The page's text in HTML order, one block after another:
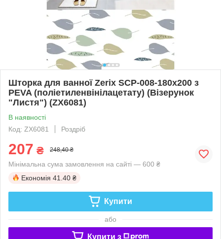
Шторка для ванної Zerix SCP-008-180x200 з
PEVA (поліетиленвінілацетату) (Візерунок
"Листя") (ZX6081)
В наявності
Код: ZX6081
Роздріб
207 ₴ 248,40 ₴
Мінімальна сума замовлення на сайті — 600 ₴
Економія 41.40 ₴
Купити
або
Купити з